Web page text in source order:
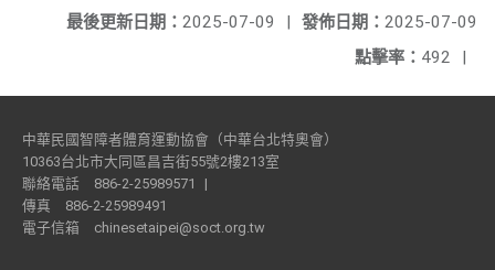
發佈日期： 2025-07-09
最後更新日期： 2025-07-09
|
點擊率： 492 |
中華民國智障者體育運動協會（中華台北特奧會）
10363台北市大同區昌吉街55號2樓213室
聯絡電話
886-2-25989571
|
傳真
886-2-25989491
電子信箱
chinesetaipei@soct.org.tw